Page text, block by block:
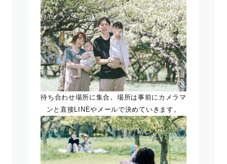
待ち合わせ場所に集合。場所は事前にカメラマ
ンと直接LINEやメールで決めていきます。